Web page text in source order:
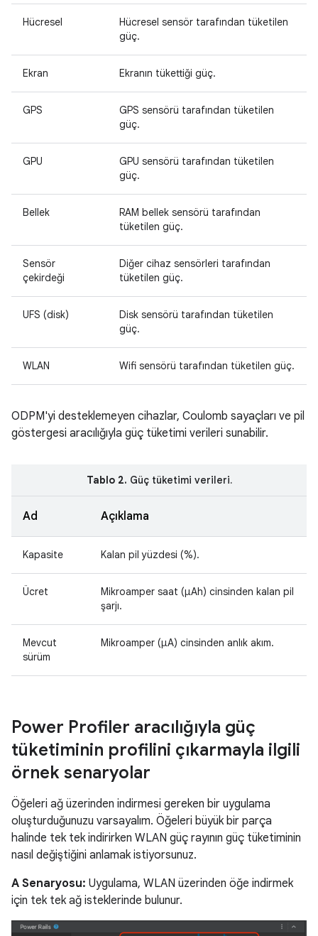
Hücresel
Hücresel sensör tarafından tüketilen
güç.
Ekran Ekranın tükettiği güç.
GPS
GPS sensörü tarafından tüketilen
güç.
GPU
GPU sensörü tarafından tüketilen
güç.
Bellek
RAM bellek sensörü tarafından
tüketilen güç.
Sensör
çekirdeği
Diğer cihaz sensörleri tarafından
tüketilen güç.
UFS (disk)
Disk sensörü tarafından tüketilen
güç.
WLAN Wifi sensörü tarafından tüketilen güç.
ODPM'yi desteklemeyen cihazlar, Coulomb sayaçları ve pil
göstergesi aracılığıyla güç tüketimi verileri sunabilir.
Tablo 2. Güç tüketimi verileri.
Ad Açıklama
Kapasite Kalan pil yüzdesi (%).
Ücret
Mikroamper saat (μAh) cinsinden kalan pil
şarjı.
Mevcut
sürüm
Mikroamper (μA) cinsinden anlık akım.
Power Profiler aracılığıyla güç
tüketiminin profilini çıkarmayla ilgili
örnek senaryolar
Öğeleri ağ üzerinden indirmesi gereken bir uygulama
oluşturduğunuzu varsayalım. Öğeleri büyük bir parça
halinde tek tek indirirken WLAN güç rayının güç tüketiminin
nasıl değiştiğini anlamak istiyorsunuz.
A Senaryosu: Uygulama, WLAN üzerinden öğe indirmek
için tek tek ağ isteklerinde bulunur.